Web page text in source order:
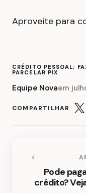
Aproveite para
CRÉDITO PESSOAL;
PARCELAR PIX
Equipe Novaem
COMPARTILHAR
Pode
crédito?